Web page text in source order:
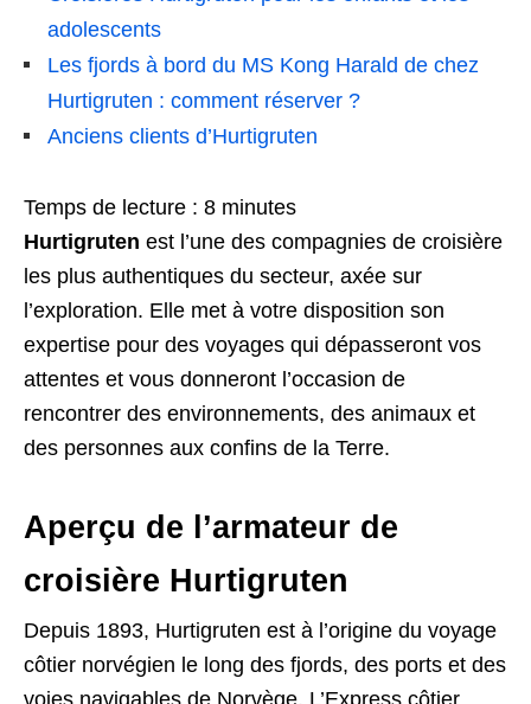
adolescents
Les fjords à bord du MS Kong Harald de chez
Hurtigruten : comment réserver ?
Anciens clients d’Hurtigruten
Temps de lecture : 8 minutes
Hurtigruten est l’une des compagnies de croisière
les plus authentiques du secteur, axée sur
l’exploration. Elle met à votre disposition son
expertise pour des voyages qui dépasseront vos
attentes et vous donneront l’occasion de
rencontrer des environnements, des animaux et
des personnes aux confins de la Terre.
Aperçu de l’armateur de
croisière Hurtigruten
Depuis 1893, Hurtigruten est à l’origine du voyage
côtier norvégien le long des fjords, des ports et des